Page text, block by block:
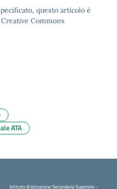
questo articolo è
Commons
ATA
Istituto di Istruzione Secondaria Superiore -